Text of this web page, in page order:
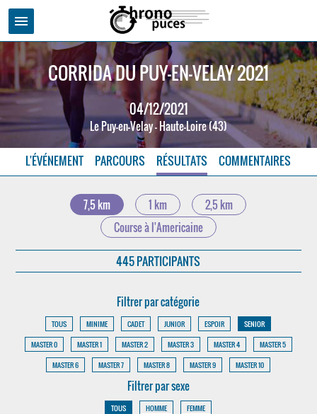
menu
CORRIDA DU PUY-EN-VELAY 2021
04/12/2021
Le Puy-en-Velay - Haute-Loire (43)
L'ÉVÉNEMENT PARCOURS RÉSULTATS COMMENTAIRES
7,5 km 1 km
2,5 km
Course à l'Americaine
445 PARTICIPANTS
Filtrer par catégorie
TOUS MINIME CADET JUNIOR ESPOIR
SENIOR
MASTER 0
MASTER 1 MASTER 2 MASTER 3 MASTER 4
MASTER 5
MASTER 6
MASTER 7 MASTER 8 MASTER 9 MASTER 10
Filtrer par sexe
TOUS HOMME FEMME